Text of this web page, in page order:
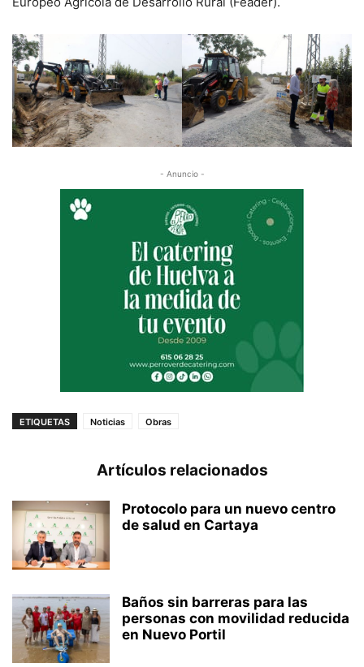
- Anuncio -
ETIQUETAS Noticias Obras
Artículos relacionados
Protocolo para un nuevo centro
de salud en Cartaya
Baños sin barreras para las
personas con movilidad reducida
en Nuevo Portil